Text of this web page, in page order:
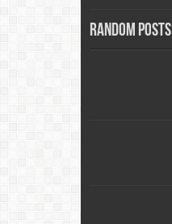
Random Posts